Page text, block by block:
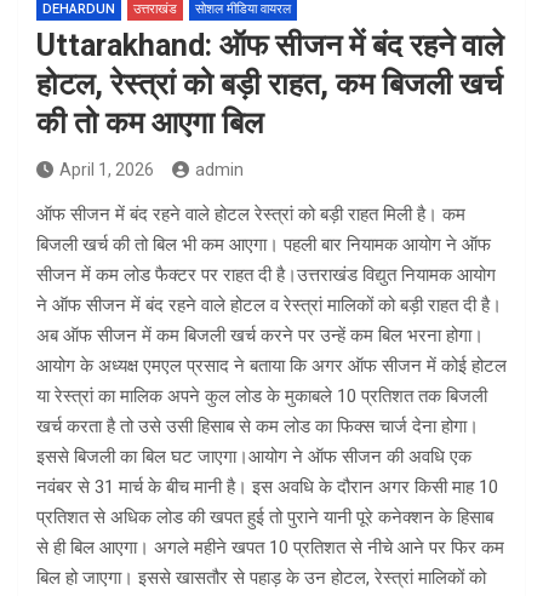
DEHARDUN उत्तराखंड सोशल मीडिया वायरल
Uttarakhand: ऑफ सीजन में बंद रहने वाले
होटल, रेस्त्रां को बड़ी राहत, कम बिजली खर्च
की तो कम आएगा बिल
April 1, 2026 admin
ऑफ सीजन में बंद रहने वाले होटल रेस्त्रां को बड़ी राहत मिली है। कम
बिजली खर्च की तो बिल भी कम आएगा। पहली बार नियामक आयोग ने ऑफ
सीजन में कम लोड फैक्टर पर राहत दी है।उत्तराखंड विद्युत नियामक आयोग
ने ऑफ सीजन में बंद रहने वाले होटल व रेस्त्रां मालिकों को बड़ी राहत दी है।
अब ऑफ सीजन में कम बिजली खर्च करने पर उन्हें कम बिल भरना होगा।
आयोग के अध्यक्ष एमएल प्रसाद ने बताया कि अगर ऑफ सीजन में कोई होटल
या रेस्त्रां का मालिक अपने कुल लोड के मुकाबले 10 प्रतिशत तक बिजली
खर्च करता है तो उसे उसी हिसाब से कम लोड का फिक्स चार्ज देना होगा।
इससे बिजली का बिल घट जाएगा।आयोग ने ऑफ सीजन की अवधि एक
नवंबर से 31 मार्च के बीच मानी है। इस अवधि के दौरान अगर किसी माह 10
प्रतिशत से अधिक लोड की खपत हुई तो पुराने यानी पूरे कनेक्शन के हिसाब
से ही बिल आएगा। अगले महीने खपत 10 प्रतिशत से नीचे आने पर फिर कम
बिल हो जाएगा। इससे खासतौर से पहाड़ के उन होटल, रेस्त्रां मालिकों को